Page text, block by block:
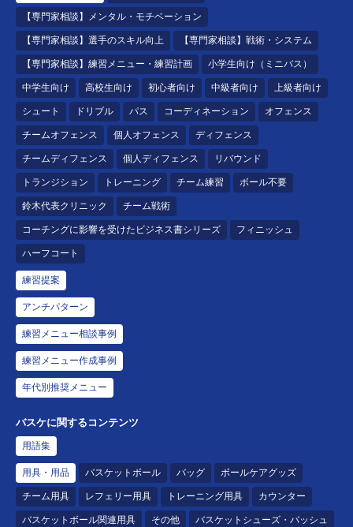
【専門家相談】メンタル・モチベーション
【専門家相談】選手のスキル向上 【専門家相談】戦術・システム
【専門家相談】練習メニュー・練習計画 小学生向け（ミニバス）
中学生向け 高校生向け 初心者向け 中級者向け 上級者向け
シュート ドリブル パス コーディネーション オフェンス
チームオフェンス 個人オフェンス ディフェンス
チームディフェンス 個人ディフェンス リバウンド
トランジション トレーニング チーム練習 ボール不要
鈴木代表クリニック チーム戦術
コーチングに影響を受けたビジネス書シリーズ フィニッシュ
ハーフコート
練習提案
アンチパターン
練習メニュー相談事例
練習メニュー作成事例
年代別推奨メニュー
バスケに関するコンテンツ
用語集
用具・用品 バスケットボール バッグ ボールケアグッズ
チーム用具 レフェリー用具 トレーニング用具 カウンター
バスケットボール関連用具 その他 バスケットシューズ・バッシュ